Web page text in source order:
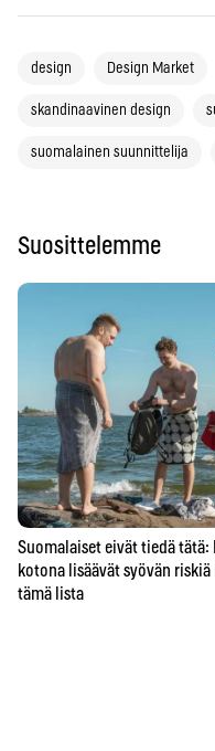
design Design Market
skandinaavinen design
suomalainen suunnittelija
Suosittelemme
Suomalaiset eivät tiedä tätä:
kotona lisäävät syövän
tämä lista